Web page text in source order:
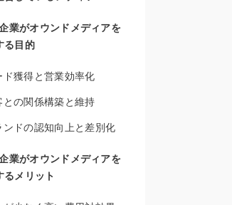
業がオウンドメディアを
る目的
ド獲得と営業効率化
との関係構築と維持
ンドの認知向上と差別化
業がオウンドメディアを
るメリット